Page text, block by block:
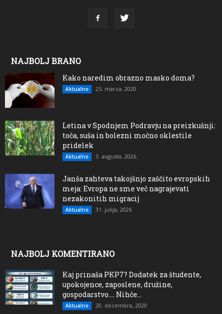
NAJBOLJ BRANO
Kako naredim obrazno masko doma?
Aktualno 25. marca, 2020
Letina v Spodnjem Podravju na preizkušnji:
toča, suša in bolezni močno oklestile
pridelek
Aktualno 3. avgusta, 2026
Janša zahteva takojšnjo zaščito evropskih
meja: Evropa ne sme več nagrajevati
nezakonitih migracij
Aktualno 31. julija, 2026
NAJBOLJ KOMENTIRANO
Kaj prinaša PKP7? Dodatek za študente,
upokojence, zaposlene, družine,
gospodarstvo…. Nihče...
Aktualno 20. decembra, 2020